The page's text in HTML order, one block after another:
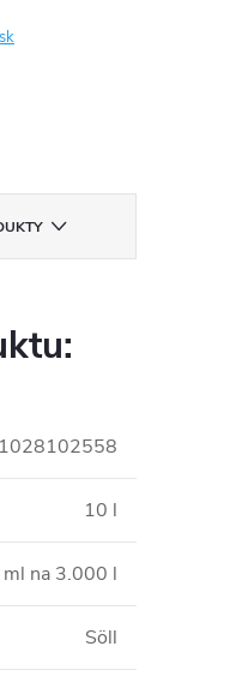
10 l
na 3.000 l
Söll